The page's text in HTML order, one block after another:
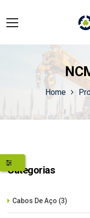
Home
Categorias
Cabos De Aço (3)